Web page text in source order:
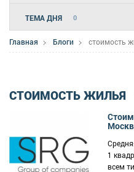
ТЕМА ДНЯ 0
Главная Блоги стоимость
СТОИМОСТЬ ЖИЛЬЯ
1
всем